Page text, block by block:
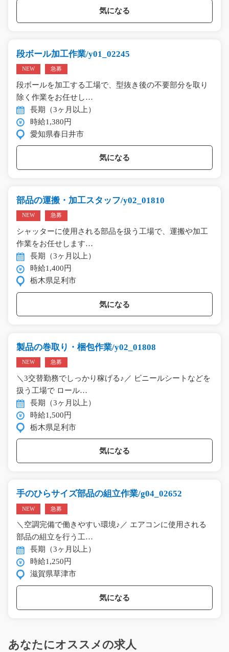
気になる
段ボール加工作業/y01_02245
NEW 急募
段ボールを加工する工場で、型抜き後の不要部分を取り
除く作業をお任せし…
長期（3ヶ月以上）
時給1,380円
愛知県春日井市
気になる
部品の運搬・加工スタッフ/y02_01810
NEW 急募
シャッターに使用される部品を扱う工場で、運搬や加工
作業をお任せします…
長期（3ヶ月以上）
時給1,400円
栃木県足利市
気になる
製品の巻取り・梱包作業/y02_01808
NEW 急募
＼3交替勤務でしっかり稼げる♪／ ビニールシートなどを
扱う工場で ロール…
長期（3ヶ月以上）
時給1,500円
栃木県足利市
気になる
手のひらサイズ部品の組立作業/g04_02652
NEW 急募
＼空調完備で働きやすい環境♪／ エアコンに使用される
部品の組立を行う工…
長期（3ヶ月以上）
時給1,250円
滋賀県草津市
気になる
あなたにオススメの求人